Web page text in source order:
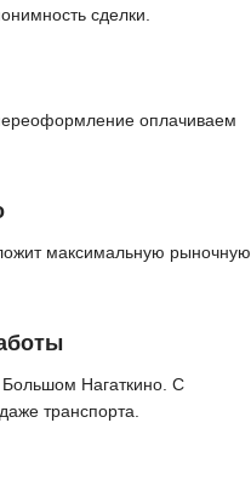
сделки.
оплачиваем
максимальную рыночную
Нагаткино. С
транспорта.